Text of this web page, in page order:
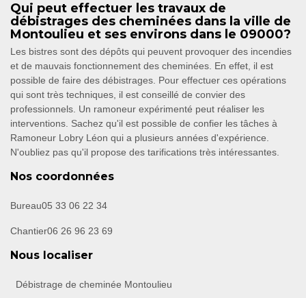
Qui peut effectuer les travaux de
débistrages des cheminées dans la ville de
Montoulieu et ses environs dans le 09000?
Les bistres sont des dépôts qui peuvent provoquer des incendies
et de mauvais fonctionnement des cheminées. En effet, il est
possible de faire des débistrages. Pour effectuer ces opérations
qui sont très techniques, il est conseillé de convier des
professionnels. Un ramoneur expérimenté peut réaliser les
interventions. Sachez qu'il est possible de confier les tâches à
Ramoneur Lobry Léon qui a plusieurs années d'expérience.
N'oubliez pas qu'il propose des tarifications très intéressantes.
Nos coordonnées
Bureau05 33 06 22 34
Chantier06 26 96 23 69
Nous localiser
Débistrage de cheminée Montoulieu